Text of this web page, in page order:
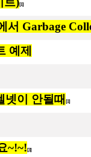
[1]
서 Garbage
예제
넷이 안될때 [1]
~!~! [3]